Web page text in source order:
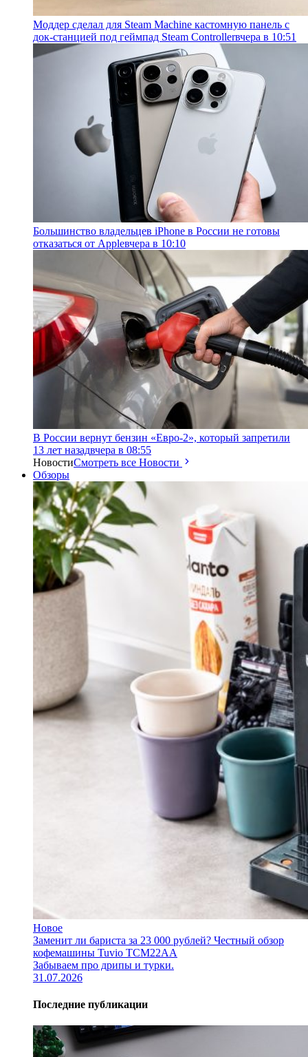
Моддер сделал для Steam Machine кастомную панель с
док-станцией под геймпад Steam Controllerвчера в 10:51
Большинство владельцев iPhone в России не готовы
отказаться от Appleвчера в 10:10
В России вернут бензин «Евро-2», который запретили
13 лет назадвчера в 08:55
НовостиСмотреть все Новости
Обзоры
Новое
Заменит ли бариста за 23 000 рублей? Честный обзор
кофемашины Tuvio TCM22AA
Забываем про дрипы и турки.
31.07.2026
Последние публикации